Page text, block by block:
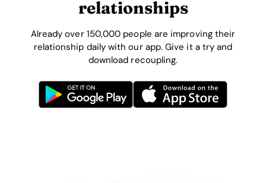
relationships
Already over 150,000 people are improving their
relationship daily with our app. Give it a try and
download recoupling.